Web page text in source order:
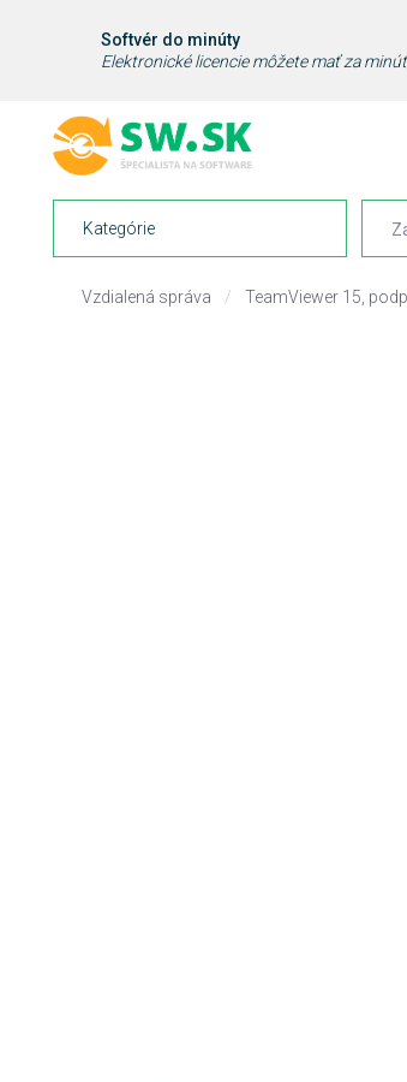
Softvér do minúty
Elektronické licencie môžete mať za
Kategórie
Vzdialená správa / TeamViewer 15,